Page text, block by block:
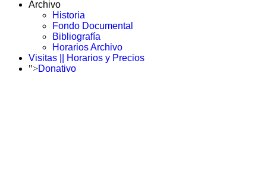
Archivo
Historia
Fondo Documental
Bibliografía
Horarios Archivo
Visitas || Horarios y Precios
">Donativo